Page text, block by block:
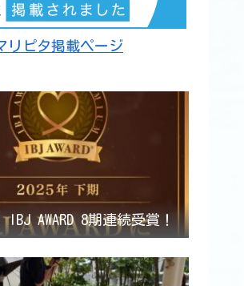
リピタ掲載ページ
AWARD 8期連続受賞！